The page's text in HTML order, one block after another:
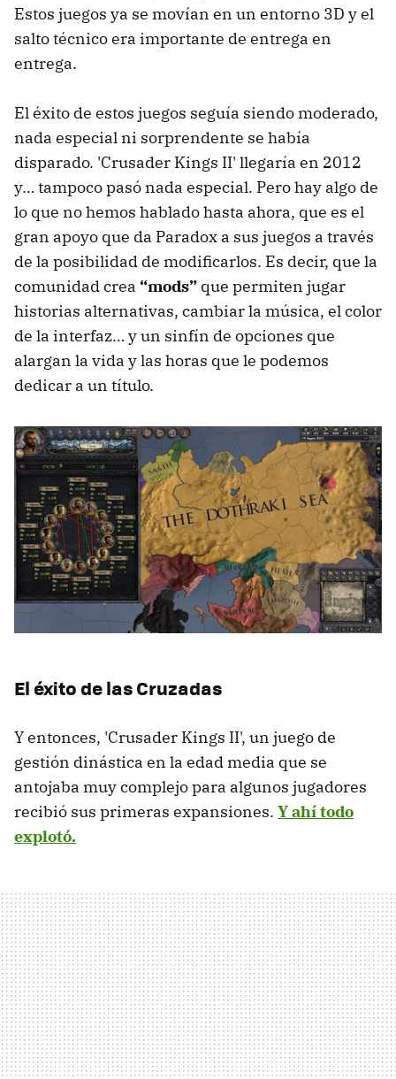
Estos juegos ya se movían en un entorno 3D y el
salto técnico era importante de entrega en
entrega.
El éxito de estos juegos seguía siendo moderado,
nada especial ni sorprendente se había
disparado. 'Crusader Kings II' llegaría en 2012
y… tampoco pasó nada especial. Pero hay algo de
lo que no hemos hablado hasta ahora, que es el
gran apoyo que da Paradox a sus juegos a través
de la posibilidad de modificarlos. Es decir, que la
comunidad crea “mods” que permiten jugar
historias alternativas, cambiar la música, el color
de la interfaz… y un sinfín de opciones que
alargan la vida y las horas que le podemos
dedicar a un título.
El éxito de las Cruzadas
Y entonces, 'Crusader Kings II', un juego de
gestión dinástica en la edad media que se
antojaba muy complejo para algunos jugadores
recibió sus primeras expansiones. Y ahí todo
explotó.